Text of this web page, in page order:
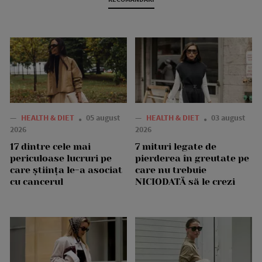
— HEALTH & DIET
05 august
2026
17 dintre cele mai
periculoase lucruri pe
care știința le-a asociat
cu cancerul
— HEALTH & DIET
03 august
2026
7 mituri legate de
pierderea în greutate pe
care nu trebuie
NICIODATĂ să le crezi